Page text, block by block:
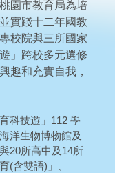
園市教育局為培
實踐十二年國教
校院與三所國家
」跨校多元選修
趣和充實自我，
科技遊」112 學
洋生物博物館及
20所高中及14所
(含雙語)」、